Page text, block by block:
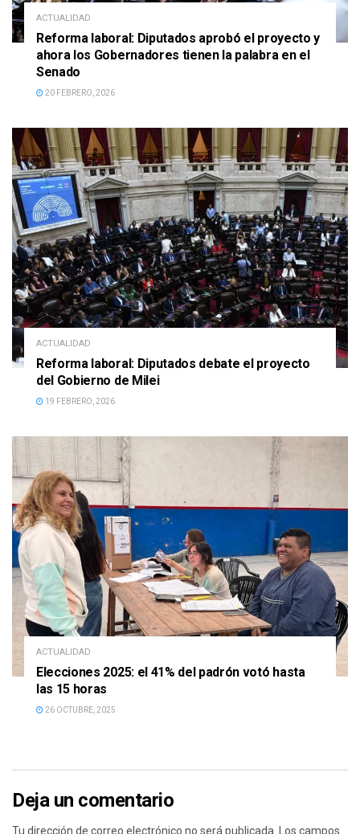
ACTUALIDAD
Reforma laboral: Diputados aprobó el proyecto y
ahora los Gobernadores tienen la palabra en el
Senado
20 FEBRERO, 2026
ACTUALIDAD
Reforma laboral: Diputados debate el proyecto
del Gobierno de Milei
19 FEBRERO, 2026
ACTUALIDAD
Elecciones 2025: el 41% del padrón votó hasta
las 15 horas
26 OCTUBRE, 2025
Deja un comentario
Tu dirección de correo electrónico no será publicada.
Los campos